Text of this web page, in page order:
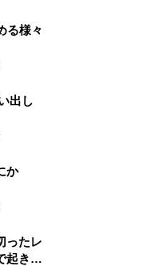
る様々
出し
か
ったレ
起きた